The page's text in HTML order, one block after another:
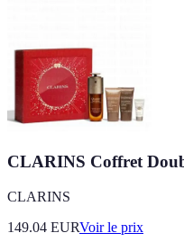
CLARINS Coffret
CLARINS
149.04 EURVoir le prix